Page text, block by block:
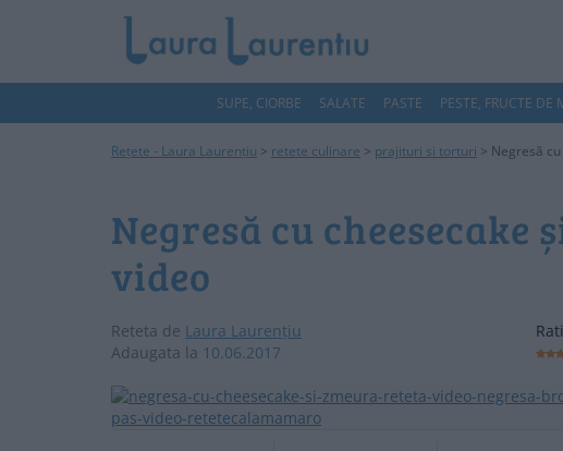
SUPE, CIORBE SALATE PASTE PESTE, FRUCTE DE
Rețete - Laura Laurențiu > retete culinare > prajituri si torturi > Negresă
Negresă cu cheesecake
video
Reteta de Laura Laurențiu
Adaugata la 10.06.2017